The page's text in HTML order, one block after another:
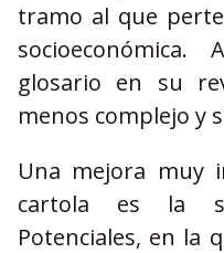
tramo al que
socioeconómica.
glosario en su
menos complejo y
Una mejora muy
cartola es la
Potenciales, en la